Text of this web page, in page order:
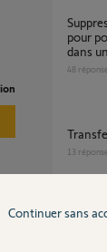
Suppression d'une ancien box TAHOMA V2
pour
dans
48
13
Continuer sans